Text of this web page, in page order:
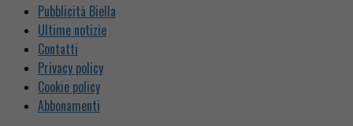
Pubblicità Biella
Ultime notizie
Contatti
Privacy policy
Cookie policy
Abbonamenti